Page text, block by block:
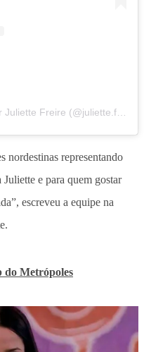
nordestinas representando
e para quem gostar
escreveu a equipe na
do Metrópoles